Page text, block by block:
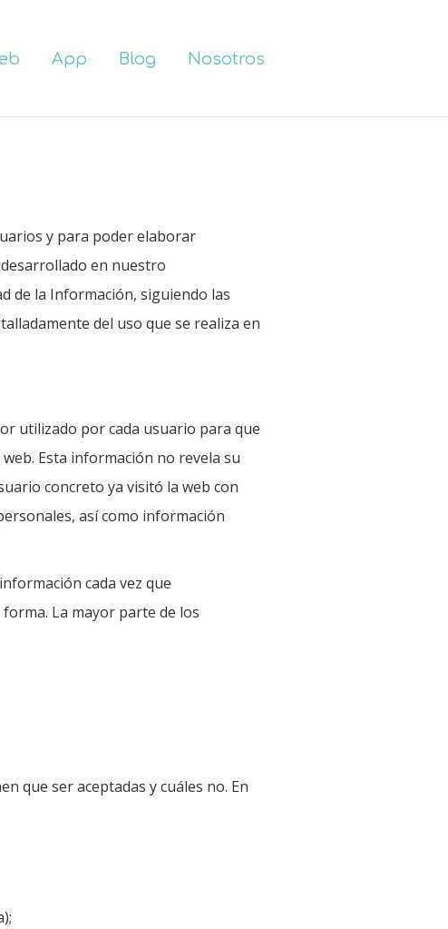
App Blog Nosotros
y para poder elaborar
en nuestro
de la Información, siguiendo las
del uso que se realiza en
utilizado por cada usuario para que
Esta información no revela su
concreto ya visitó la web con
así como información
cada vez que
La mayor parte de los
que ser aceptadas y cuáles no. En